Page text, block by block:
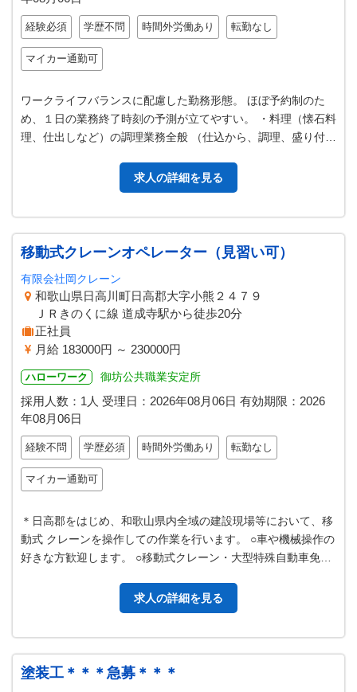
経験必須 学歴不問 時間外労働あり 転勤なし
マイカー通勤可
ワークライフバランスに配慮した勤務形態。 ほぼ予約制のた
め、１日の業務終了時刻の予測が立てやすい。 ・料理（懐石料
理、仕出しなど）の調理業務全般 （仕込から、調理、盛り付
求人の詳細を見る
移動式クレーンオペレーター（見習い可）
有限会社岡クレーン
和歌山県日高川町日高郡大字小熊２４７９
ＪＲきのくに線 道成寺駅から徒歩20分
正社員
月給 183000円 ～ 230000円
ハローワーク 御坊公共職業安定所
採用人数：1人 受理日： 2026年08月06日 有効期限： 2026
年08月06日
経験不問 学歴必須 時間外労働あり 転勤なし
マイカー通勤可
＊日高郡をはじめ、和歌山県内全域の建設現場等において、移
動式 クレーンを操作しての作業を行います。 ○車や機械操作の
好きな方歓迎します。 ○移動式クレーン・大型特殊自動車免許
求人の詳細を見る
塗装工＊＊＊急募＊＊＊